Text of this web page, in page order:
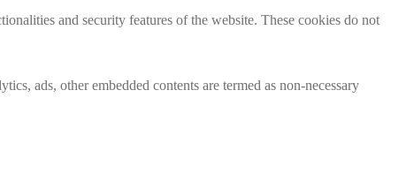
and security features of the website. These cookies do not
ads, other embedded contents are termed as non-necessary